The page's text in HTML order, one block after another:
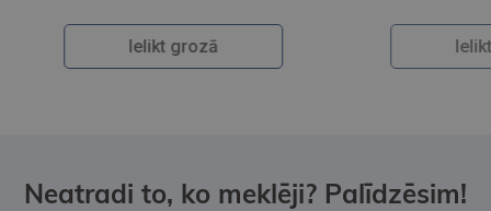
Ielikt grozā
Neatradi to, ko meklēji? Palīdzēsim!